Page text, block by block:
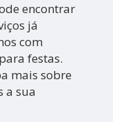
encontrar
já
com
festas.
mais sobre
a sua